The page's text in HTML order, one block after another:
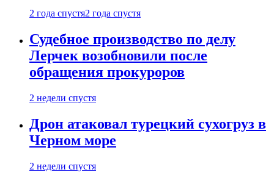
2 года спустя2 года спустя
Судебное производство по делу
Лерчек возобновили после
обращения прокуроров
2 недели спустя
Дрон атаковал турецкий сухогруз в
Черном море
2 недели спустя